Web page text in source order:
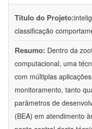
Título do Projeto:
classificação
Resumo: Dentro da
computacional, uma
com múltiplas
monitoramento, tanto
parâmetros de
(BEA) em atendimento